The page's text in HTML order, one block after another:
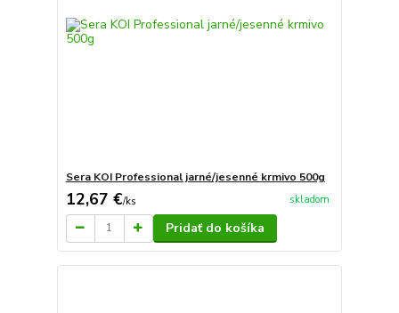
Sera KOI Professional jarné/jesenné krmivo 500g
12,67 €/ks skladom
Pridať do košíka